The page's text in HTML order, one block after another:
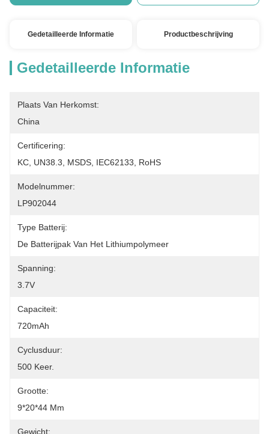
Gedetailleerde Informatie Productbeschrijving
Gedetailleerde Informatie
Plaats Van Herkomst:
China
Certificering:
KC, UN38.3, MSDS, IEC62133, RoHS
Modelnummer:
LP902044
Type Batterij:
De Batterijpak Van Het Lithiumpolymeer
Spanning:
3.7V
Capaciteit:
720mAh
Cyclusduur:
500 Keer.
Grootte:
9*20*44 Mm
Gewicht: